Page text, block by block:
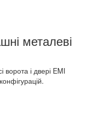
металеві
ворота і двері EMI